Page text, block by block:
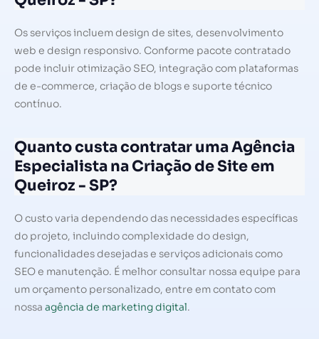
Os serviços incluem design de sites, desenvolvimento
web e design responsivo. Conforme pacote contratado
pode incluir otimização SEO, integração com plataformas
de e-commerce, criação de blogs e suporte técnico
contínuo.
Quanto custa contratar uma Agência
Especialista na Criação de Site em
Queiroz - SP?
O custo varia dependendo das necessidades específicas
do projeto, incluindo complexidade do design,
funcionalidades desejadas e serviços adicionais como
SEO e manutenção. É melhor consultar nossa equipe para
um orçamento personalizado, entre em contato com
nossa agência de marketing digital.